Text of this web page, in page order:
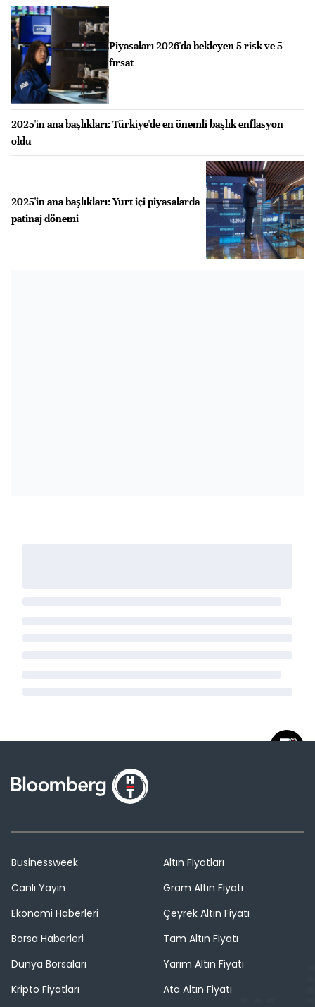
Piyasaları 2026'da bekleyen 5 risk ve 5
fırsat
2025'in ana başlıkları: Türkiye'de en önemli başlık enflasyon
oldu
2025'in ana başlıkları: Yurt içi piyasalarda
patinaj dönemi
Businessweek
Canlı Yayın
Ekonomi Haberleri
Borsa Haberleri
Dünya Borsaları
Kripto Fiyatları
Altın Fiyatları
Gram Altın Fiyatı
Çeyrek Altın Fiyatı
Tam Altın Fiyatı
Yarım Altın Fiyatı
Ata Altın Fiyatı